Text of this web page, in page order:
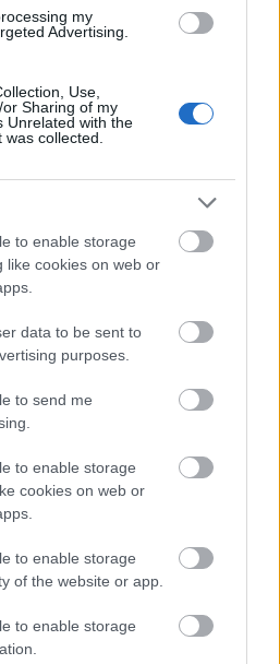
my
Advertising.
Use,
Sharing of my
Unrelated with the
collected.
to enable storage
like cookies on web or
data to be sent to
purposes.
to send me
to enable storage
cookies on web or
to enable storage
of the website or app.
to enable storage
του Πολίτη
Μαφία
άμεσα του Μπραγκάντσα